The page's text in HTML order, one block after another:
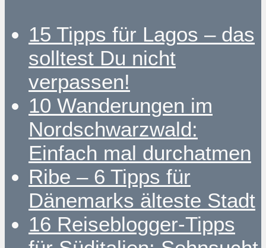
15 Tipps für Lagos – das
solltest Du nicht
verpassen!
10 Wanderungen im
Nordschwarzwald:
Einfach mal durchatmen
Ribe – 6 Tipps für
Dänemarks älteste Stadt
16 Reiseblogger-Tipps